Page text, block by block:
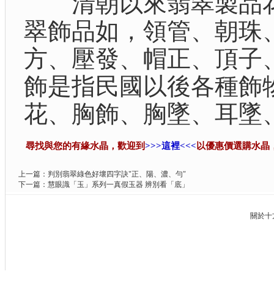
翠飾品如，領管、朝珠
方、壓發、帽正、頂子
飾是指民國以後各種飾
花、胸飾、胸墜、耳墜
尋找與您的有緣水晶，歡迎到>>>這裡<<< 以優惠價選購水
上一篇： 判別翡翠綠色好壞四字訣"正、陽、濃、勻"
下一篇： 慧眼識「玉」系列一真假玉器 辨別看「底」
關於